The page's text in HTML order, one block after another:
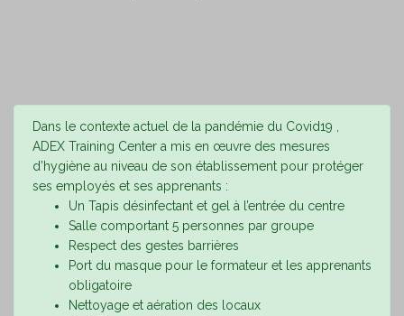
Dans le contexte actuel de la pandémie du Covid19 ,
ADEX Training Center a mis en œuvre des mesures
d’hygiène au niveau de son établissement pour protéger
ses employés et ses apprenants :
Un Tapis désinfectant et gel à l’entrée du centre
Salle comportant 5 personnes par groupe
Respect des gestes barrières
Port du masque pour le formateur et les apprenants
obligatoire
Nettoyage et aération des locaux